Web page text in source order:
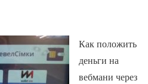
Как положить
деньги на
вебмани через